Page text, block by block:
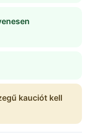
kauciót kell